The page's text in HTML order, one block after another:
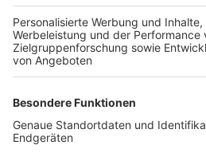
TOP-PARTNER